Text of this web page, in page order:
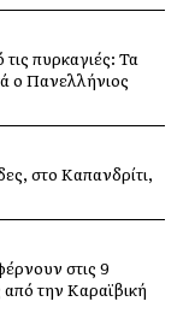
πυρκαγιές: Τα
ο Πανελλήνιος
στο Καπανδρίτι,
στις 9
την Καραϊβική